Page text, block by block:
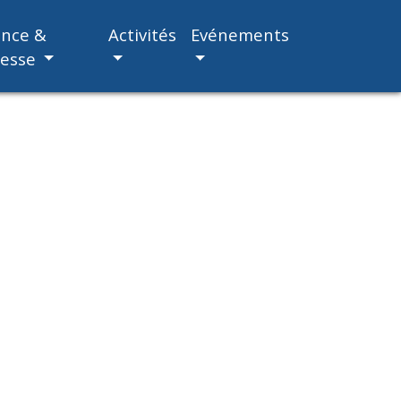
&
Activités Evénements